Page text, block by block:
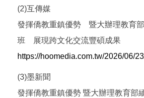
(2)互傳媒
發揮僑教重鎮優勢 暨大辦理教育
班 展現跨文化交流豐碩成果
https://hoomedia.com.tw/2026/06/
(3)墨新聞
發揮僑教重鎮優勢 暨大辦理教育部